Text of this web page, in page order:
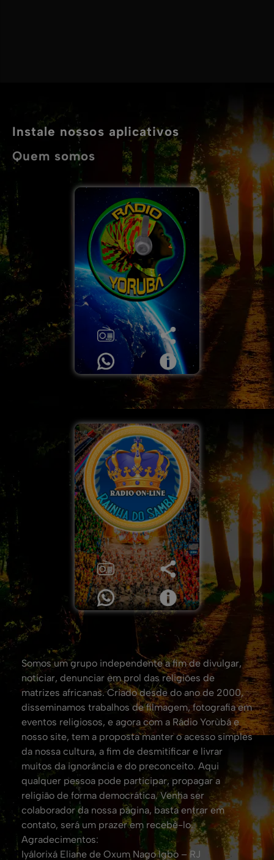
Instale nossos aplicativos
Quem somos
Somos um grupo independente a fim de divulgar,
noticiar, denunciar em prol das religiões de
matrizes africanas. Criado desde do ano de 2000,
disseminamos trabalhos de filmagem, fotografia em
eventos religiosos, e agora com a Rádio Yorùbá e
nosso site, tem a proposta manter o acesso simples
da nossa cultura, a fim de desmitificar e livrar
muitos da ignorância e do preconceito. Aqui
qualquer pessoa pode participar, propagar a
religião de forma democrática. Venha ser
colaborador da nossa página, basta entrar em
contato, será um prazer em recebê-lo.
Agradecimentos:
Iyálorixá Eliane de Oxum Nago Igbo – RJ